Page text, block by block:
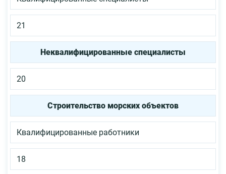
21
Неквалифицированные специалисты
20
Строительство морских объектов
Квалифицированные работники
18